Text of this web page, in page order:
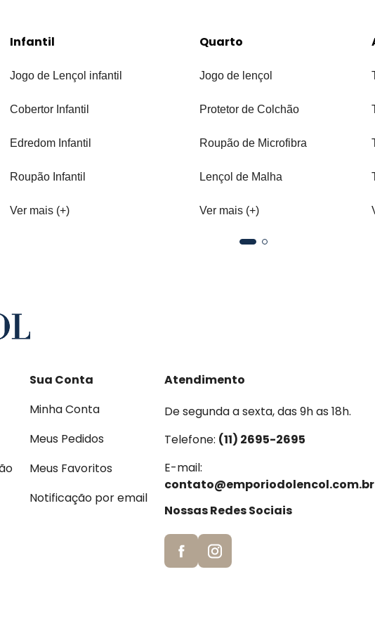
Infantil
Jogo de Lençol infantil
Cobertor Infantil
Edredom Infantil
Roupão Infantil
Ver mais (+)
Quarto
Jogo de lençol
Protetor de Colchão
Roupão de Microfibra
Lençol de Malha
Ver mais (+)
Sua Conta
Minha Conta
Meus Pedidos
Meus Favoritos
Notificação por email
Atendimento
De segunda a sexta, das 9h as 18h.
Telefone: (11) 2695-2695
E-mail:
contato@emporiodolencol.com.br
Nossas Redes Sociais